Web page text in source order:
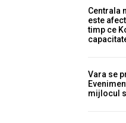
Centrala
este
timp ce
Vara se
mijlocul